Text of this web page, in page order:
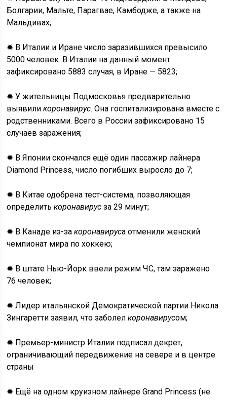
Болгарии, Мальте, Парагвае, Камбодже, а также на
Мальдивах;
✹ В Италии и Иране число заразившихся превысило
5000 человек. В Италии на данный момент
зафиксировано 5883 случая, в Иране — 5823;
✹ У жительницы Подмосковья предварительно
выявиликоронавирус. Она госпитализирована вместе с
родственниками. Всего в России зафиксировано 15
случаев заражения;
✹ В Японии скончался ещё один пассажир лайнера
Diamond Princess, число погибших выросло до 7;
✹ В Китае одобрена тест-система, позволяющая
определитькоронавирус за 29 минут;
✹ В Канаде из-закоронавируса отменили женский
чемпионат мира по хоккею;
✹ В штате Нью-Йорк ввели режим ЧС, там заражено
76 человек;
✹ Лидер итальянской Демократической партии Никола
Зингаретти заявил, что заболелкоронавирусом;
✹ Премьер-министр Италии подписал декрет,
ограничивающий передвижение на севере и в центре
страны
✹ Ещё на одном круизном лайнере Grand Princess (не